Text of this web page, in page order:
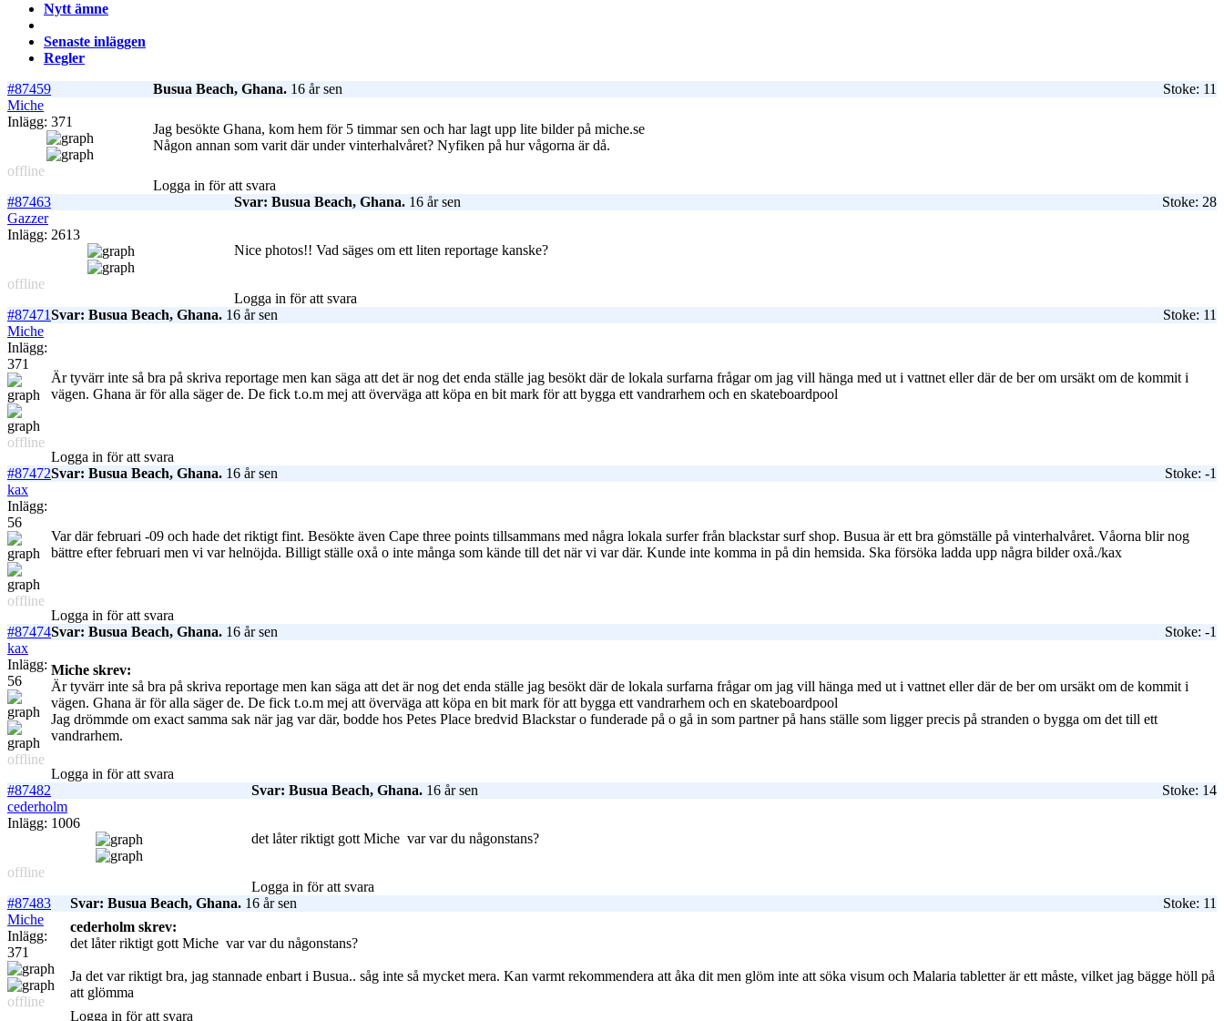
Nytt ämne
Senaste inläggen
Regler
#87459
Busua Beach, Ghana. 16 år sen
Stoke: 11
Miche
Inlägg: 371
offline
Jag besökte Ghana, kom hem för 5 timmar sen och har lagt upp lite bilder på miche.se
Någon annan som varit där under vinterhalvåret? Nyfiken på hur vågorna är då.
Logga in för att svara
#87463
Svar: Busua Beach, Ghana. 16 år sen
Stoke: 28
Gazzer
Inlägg: 2613
offline
Nice photos!! Vad säges om ett liten reportage kanske?
Logga in för att svara
#87471Svar: Busua Beach, Ghana. 16 år sen
Stoke: 11
Miche
Inlägg:
371
offline
Är tyvärr inte så bra på skriva reportage men kan säga att det är nog det enda ställe jag besökt där de lokala surfarna frågar om jag vill hänga med ut i vattnet eller där de ber om ursäkt om de kommit i
vägen. Ghana är för alla säger de. De fick t.o.m mej att överväga att köpa en bit mark för att bygga ett vandrarhem och en skateboardpool
Logga in för att svara
#87472Svar: Busua Beach, Ghana. 16 år sen
Stoke: -1
kax
Inlägg:
56
offline
Var där februari -09 och hade det riktigt fint. Besökte även Cape three points tillsammans med några lokala surfer från blackstar surf shop. Busua är ett bra gömställe på vinterhalvåret. Våorna blir nog
bättre efter februari men vi var helnöjda. Billigt ställe oxå o inte många som kände till det när vi var där. Kunde inte komma in på din hemsida. Ska försöka ladda upp några bilder oxå./kax
Logga in för att svara
#87474Svar: Busua Beach, Ghana. 16 år sen
Stoke: -1
kax
Inlägg:
56
offline
Miche skrev:
Är tyvärr inte så bra på skriva reportage men kan säga att det är nog det enda ställe jag besökt där de lokala surfarna frågar om jag vill hänga med ut i vattnet eller där de ber om ursäkt om de kommit i
vägen. Ghana är för alla säger de. De fick t.o.m mej att överväga att köpa en bit mark för att bygga ett vandrarhem och en skateboardpool
Jag drömmde om exact samma sak när jag var där, bodde hos Petes Place bredvid Blackstar o funderade på o gå in som partner på hans ställe som ligger precis på stranden o bygga om det till ett
vandrarhem.
Logga in för att svara
#87482
Svar: Busua Beach, Ghana. 16 år sen
Stoke: 14
cederholm
Inlägg: 1006
offline
det låter riktigt gott Miche var var du någonstans?
Logga in för att svara
#87483
Svar: Busua Beach, Ghana. 16 år sen
Stoke: 11
Miche
Inlägg:
371
offline
cederholm skrev:
det låter riktigt gott Miche var var du någonstans?
Ja det var riktigt bra, jag stannade enbart i Busua.. såg inte så mycket mera. Kan varmt rekommendera att åka dit men glöm inte att söka visum och Malaria tabletter är ett måste, vilket jag bägge höll på
att glömma
Logga in för att svara